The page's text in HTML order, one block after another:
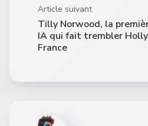
Article suivant
Tilly Norwood, la
IA qui fait trembler
France